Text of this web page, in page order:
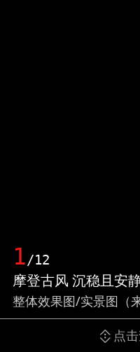
1/12
摩登古风 沉稳且安
整体效果图/实景图（
点